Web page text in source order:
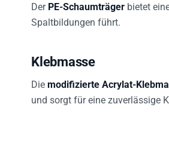
Der PE-Schaumträger bietet
Spaltbildungen führt.
Klebmasse
Die modifizierte Acrylat-
und sorgt für eine zuverlässige